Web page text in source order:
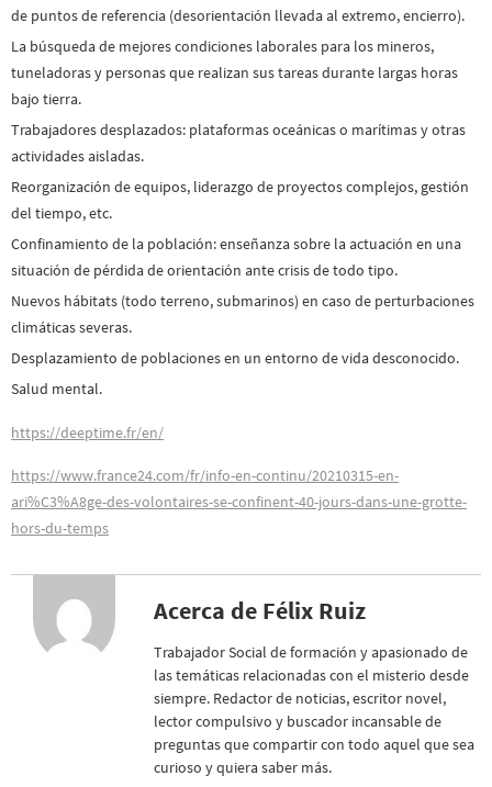
de puntos de referencia (desorientación llevada al extremo, encierro).
La búsqueda de mejores condiciones laborales para los mineros,
tuneladoras y personas que realizan sus tareas durante largas horas
bajo tierra.
Trabajadores desplazados: plataformas oceánicas o marítimas y otras
actividades aisladas.
Reorganización de equipos, liderazgo de proyectos complejos, gestión
del tiempo, etc.
Confinamiento de la población: enseñanza sobre la actuación en una
situación de pérdida de orientación ante crisis de todo tipo.
Nuevos hábitats (todo terreno, submarinos) en caso de perturbaciones
climáticas severas.
Desplazamiento de poblaciones en un entorno de vida desconocido.
Salud mental.
https://deeptime.fr/en/
https://www.france24.com/fr/info-en-continu/20210315-en-
ari%C3%A8ge-des-volontaires-se-confinent-40-jours-dans-une-grotte-
hors-du-temps
Acerca de Félix Ruiz
Trabajador Social de formación y apasionado de
las temáticas relacionadas con el misterio desde
siempre. Redactor de noticias, escritor novel,
lector compulsivo y buscador incansable de
preguntas que compartir con todo aquel que sea
curioso y quiera saber más.